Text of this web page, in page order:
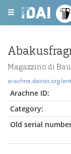
Magazzino di
arachne.dainst.org/
Arachne ID:
Category:
Old serial